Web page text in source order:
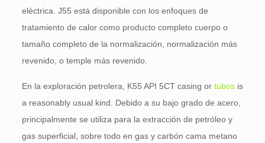
eléctrica. J55 está disponible con los enfoques de
tratamiento de calor como producto completo cuerpo o
tamaño completo de la normalización, normalización más
revenido, o temple más revenido.
En la exploración petrolera, K55 API 5CT casing or tubos is
a reasonably usual kind . Debido a su bajo grado de acero,
principalmente se utiliza para la extracción de petróleo y
gas superficial, sobre todo en gas y carbón cama metano